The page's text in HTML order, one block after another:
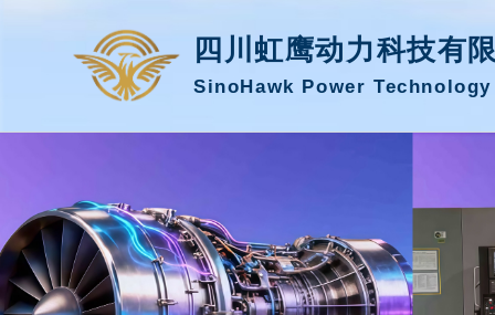
四川虹鹰动力科技有
SinoHawk Power